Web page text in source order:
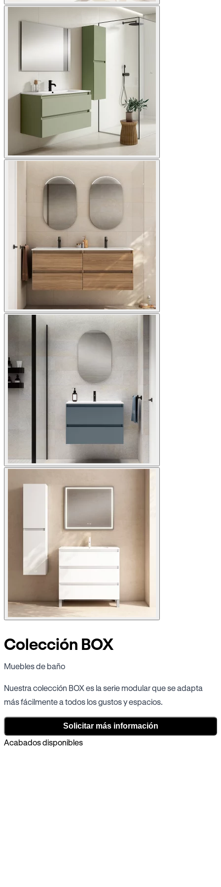
Colección BOX
Muebles de baño
Nuestra colección BOX es la serie modular que se adapta
más fácilmente a todos los gustos y espacios.
Solicitar más información
Acabados disponibles